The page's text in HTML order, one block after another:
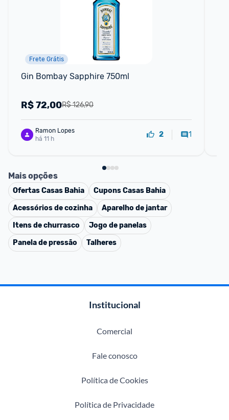
Frete Grátis
Gin Bombay Sapphire 750ml
R$ 126,90
R$72,00
Ramon Lopes
há 11 h
2 1
Mais opções
OfertasCasas Bahia CuponsCasas Bahia
Acessórios de cozinha
Aparelho de jantar
Itens de churrasco
Jogo de panelas
Panela de pressão
Talheres
Institucional
Comercial
Fale conosco
Política de Cookies
Política de Privacidade